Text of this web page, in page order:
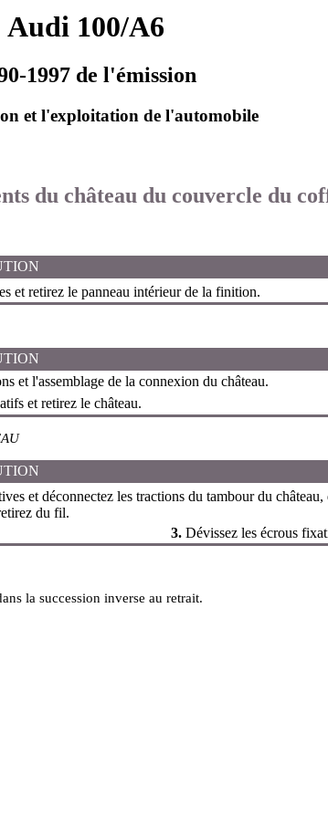
Audi 100/A6
1997 de l'émission
et l'exploitation de l'automobile
du château du couvercle du
et retirez le panneau intérieur de la finition.
et l'assemblage de la connexion du château.
et retirez le château.
et déconnectez les tractions du tambour du château,
du fil.
3. Dévissez les écrous
la succession inverse au retrait.